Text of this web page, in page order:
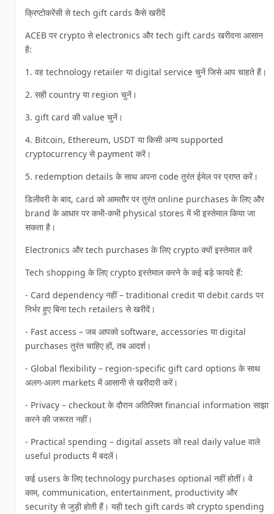
क्रिप्टोकरेंसी से tech gift cards कैसे खरीदें
ACEB पर crypto से electronics और tech gift cards खरीदना आसान
है:
1. वह technology retailer या digital service चुनें जिसे आप चाहते हैं।
2. सही country या region चुनें।
3. gift card की value चुनें।
4. Bitcoin, Ethereum, USDT या किसी अन्य supported
cryptocurrency से payment करें।
5. redemption details के साथ अपना code तुरंत ईमेल पर प्राप्त करें।
डिलीवरी के बाद, card को आमतौर पर तुरंत online purchases के लिए और
brand के आधार पर कभी-कभी physical stores में भी इस्तेमाल किया जा
सकता है।
Electronics और tech purchases के लिए crypto क्यों इस्तेमाल करें
Tech shopping के लिए crypto इस्तेमाल करने के कई बड़े फायदे हैं:
- Card dependency नहीं – traditional credit या debit cards पर
निर्भर हुए बिना tech retailers से खरीदें।
- Fast access – जब आपको software, accessories या digital
purchases तुरंत चाहिए हों, तब आदर्श।
- Global flexibility – region-specific gift card options के साथ
अलग-अलग markets में आसानी से खरीदारी करें।
- Privacy – checkout के दौरान अतिरिक्त financial information साझा
करने की जरूरत नहीं।
- Practical spending – digital assets को real daily value वाले
useful products में बदलें।
कई users के लिए technology purchases optional नहीं होतीं। वे
काम, communication, entertainment, productivity और
security से जुड़ी होती हैं। यही tech gift cards को crypto spending